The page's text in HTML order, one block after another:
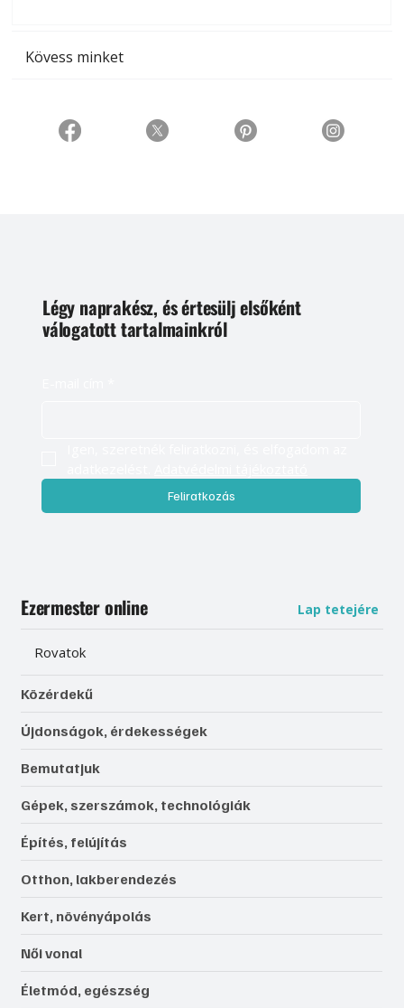
Kövess minket
Légy naprakész, és értesülj elsőként
válogatott tartalmainkról
Feliratkozás
Ezermester online Lap tetejére
Rovatok
Közérdekű
Újdonságok, érdekességek
Bemutatjuk
Gépek, szerszámok, technológiák
Építés, felújítás
Otthon, lakberendezés
Kert, növényápolás
Női vonal
Életmód, egészség